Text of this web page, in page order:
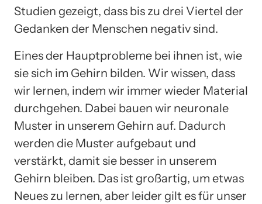
Studien gezeigt, dass bis zu drei Viertel der
Gedanken der Menschen negativ sind.
Eines der Hauptprobleme bei ihnen ist, wie
sie sich im Gehirn bilden. Wir wissen, dass
wir lernen, indem wir immer wieder Material
durchgehen. Dabei bauen wir neuronale
Muster in unserem Gehirn auf. Dadurch
werden die Muster aufgebaut und
verstärkt, damit sie besser in unserem
Gehirn bleiben. Das ist großartig, um etwas
Neues zu lernen, aber leider gilt es für unser